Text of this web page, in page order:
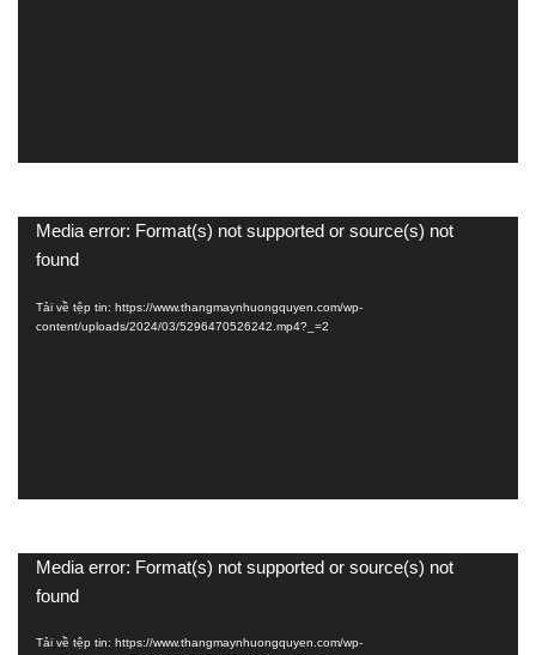
Trình
Media error: Format(s) not supported or source(s) not
found
Tải về tệp tin: https://www.thangmaynhuongquyen.com/wp-
content/uploads/2024/03/5296470526242.mp4?_=2
Trình
Media error: Format(s) not supported or source(s) not
found
Tải về tệp tin: https://www.thangmaynhuongquyen.com/wp-